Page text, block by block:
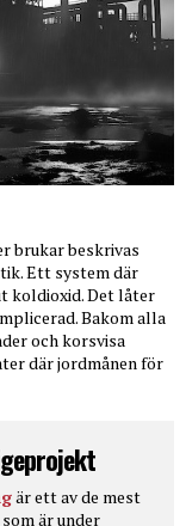
brukar beskrivas
Ett system där
koldioxid. Det låter
Bakom alla
och korsvisa
där jordmånen för
är ett av de mest
är under